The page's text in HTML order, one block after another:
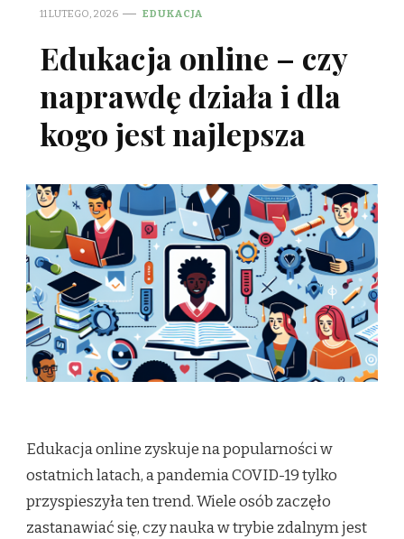
11 LUTEGO, 2026 EDUKACJA
Edukacja online – czy
naprawdę działa i dla
kogo jest najlepsza
Edukacja online zyskuje na popularności w
ostatnich latach, a pandemia COVID-19 tylko
przyspieszyła ten trend. Wiele osób zaczęło
zastanawiać się, czy nauka w trybie zdalnym jest